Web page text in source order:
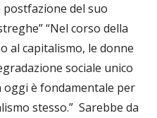
postfazione del suo
“Nel corso della
al capitalismo, le donne
sociale unico
oggi è fondamentale per
stesso.” Sarebbe da